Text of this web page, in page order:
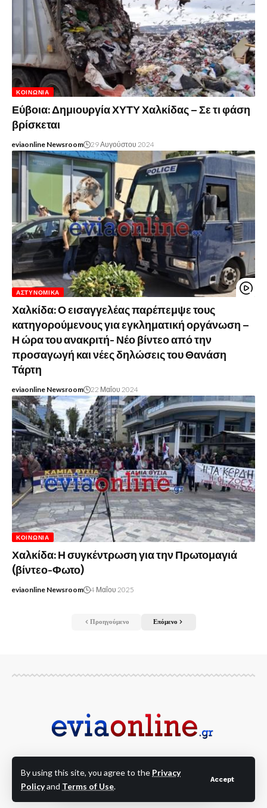
By using this site, you agree to the Privacy
Policyand Terms of Use.
Accept
ΚΟΙΝΩΝΊΑ
Εύβοια: Δημιουργία ΧΥΤΥ Χαλκίδας – Σε τι φάση
βρίσκεται
eviaonline Newsroom 29 Αυγούστου 2024
ΑΣΤΥΝΟΜΙΚΆ
Χαλκίδα: Ο εισαγγελέας παρέπεμψε τους
κατηγορούμενους για εγκληματική οργάνωση –
Η ώρα του ανακριτή- Νέο βίντεο από την
προσαγωγή και νέες δηλώσεις του Θανάση
Τάρτη
eviaonline Newsroom 22 Μαΐου 2024
ΚΟΙΝΩΝΊΑ
Χαλκίδα: Η συγκέντρωση για την Πρωτομαγιά
(βίντεο-Φωτο)
eviaonline Newsroom 4 Μαΐου 2025
Προηγούμενο Επόμενο
Για να είσαι Online στις Εξελίξεις!!! Ειδήσεις και
νέα από όλη την Εύβοια και την Στερεά Ελλάδα!